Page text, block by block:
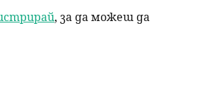
, за да можеш да